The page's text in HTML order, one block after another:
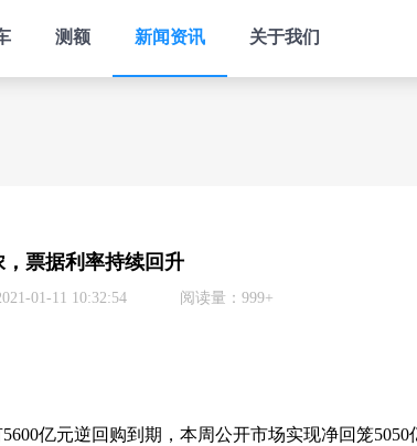
测额 新闻资讯 关于我们
票据利率持续回升
01-11 10:32:54 阅读量：999+
亿元逆回购到期，本周公开市场实现净回笼5050